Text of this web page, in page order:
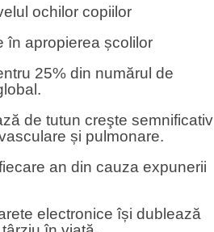
ochilor copiilor
în apropierea școlilor
25% din numărul de
de tutun creşte semnificativ
și pulmonare.
an din cauza expunerii
electronice își dublează